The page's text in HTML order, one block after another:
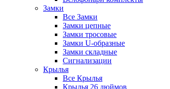
Замки
Все Замки
Замки цепные
Замки тросовые
Замки U-образные
Замки складные
Сигнализации
Крылья
Все Крылья
Крылья 26 дюймов